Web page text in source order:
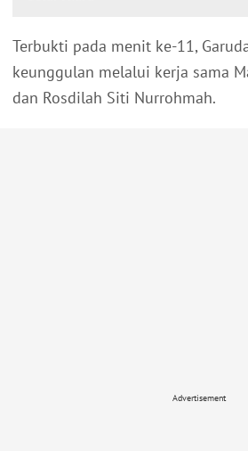
Terbukti pada menit ke-11,
keunggulan melalui kerja sama
dan Rosdilah Siti Nurrohmah.
Advertisement